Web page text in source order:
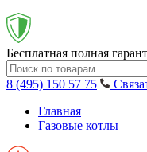
Бесплатная полная
8 (495) 150 57 75
Главная
Газовые котлы